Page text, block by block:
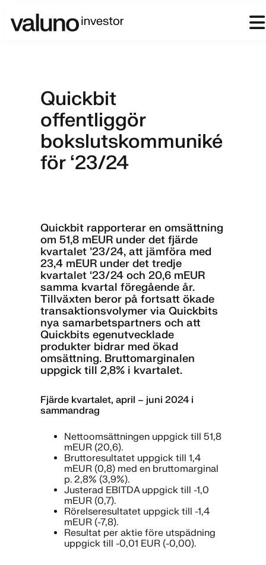
Quickbit
offentliggör
bokslutskommuniké
för ‘23/24
Quickbit rapporterar en omsättning
om 51,8 mEUR under det fjärde
kvartalet ’23/24, att jämföra med
23,4 mEUR under det tredje
kvartalet ‘23/24 och 20,6 mEUR
samma kvartal föregående år.
Tillväxten beror på fortsatt ökade
transaktionsvolymer via Quickbits
nya samarbetspartners och att
Quickbits egenutvecklade
produkter bidrar med ökad
omsättning. Bruttomarginalen
uppgick till 2,8% i kvartalet.
Fjärde kvartalet, april – juni 2024 i
sammandrag
Nettoomsättningen uppgick till 51,8
mEUR (20,6).
Bruttoresultatet uppgick till 1,4
mEUR (0,8) med en bruttomarginal
p. 2,8% (3,9%).
Justerad EBITDA uppgick till -1,0
mEUR (0,7).
Rörelseresultatet uppgick till -1,4
mEUR (-7,8).
Resultat per aktie före utspädning
uppgick till -0,01 EUR (-0,00).